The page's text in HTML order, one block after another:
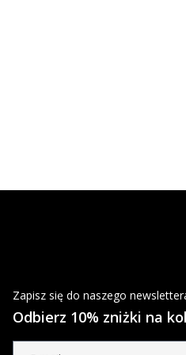
Zapisz się do naszego
Odbierz 10% zniżki na